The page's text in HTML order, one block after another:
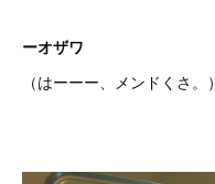
ーオザワ
（はーーー、メンドくさ。）